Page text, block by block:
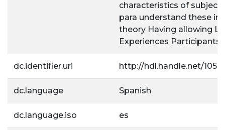
characteristics of
para understand these in
theory Having allowing
Experiences Participants
dc.identifier.uri http://hdl.handle.net/
dc.language Spanish
dc.language.iso es